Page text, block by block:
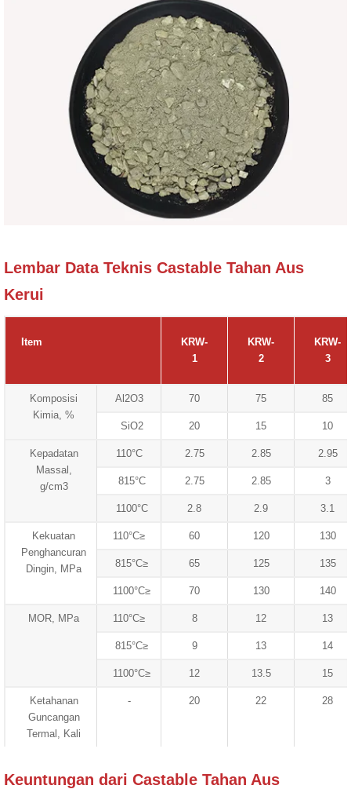
Lembar Data Teknis Castable Tahan Aus
Kerui
Item
KRW-
1
KRW-
2
KRW-
3
Komposisi
Kimia, %
Al2O3 70 75 85
SiO2 20 15 10
Kepadatan
Massal,
g/cm3
110°C 2.75 2.85 2.95
815°C 2.75 2.85 3
1100°C 2.8 2.9 3.1
Kekuatan
Penghancuran
Dingin, MPa
110°C≥ 60 120 130
815°C≥ 65 125 135
1100°C≥ 70 130 140
MOR, MPa 110°C≥ 8 12 13
815°C≥ 9 13 14
1100°C≥ 12 13.5 15
Ketahanan
Guncangan
Termal, Kali
- 20 22 28
Keuntungan dari Castable Tahan Aus